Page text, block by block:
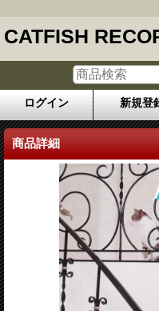
CATFISH
ログイン 新規登
商品詳細